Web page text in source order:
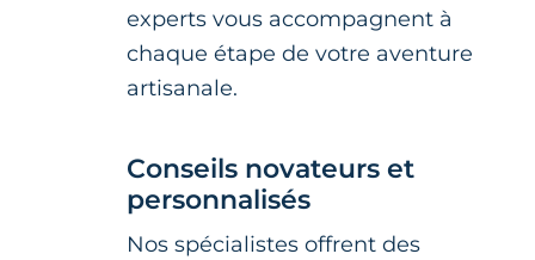
experts vous accompagnent à
chaque étape de votre aventure
artisanale.
Conseils novateurs et
personnalisés
Nos spécialistes offrent des